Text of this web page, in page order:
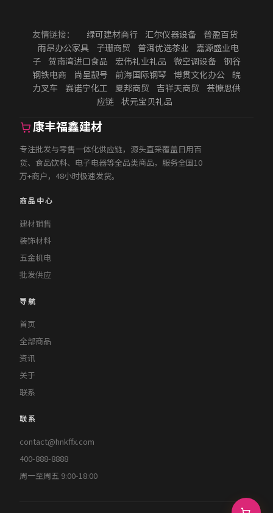
友情链接： 绿可建材商行 汇尔仪器设备
普盈百货
雨昂办公家具
子珊商贸 普洱优选茶业
嘉源盛业电
子
贺南湾进口食品 宏伟礼业礼品 微空调设备
钢谷
钢铁电商
尚呈靓号 前海国际钢琴 博贯文化办公
皖
力叉车
赛诺宁化工 夏邦商贸 吉祥天商贸
芸慷思供
应链 状元宝贝礼品
康丰福鑫建材
专注批发与零售一体化供应链，源头直采覆盖日用百
货、食品饮料、电子电器等全品类商品，服务全国10
万+商户，48小时极速发货。
商品中心
建材销售
装饰材料
五金机电
批发供应
导航
首页
全部商品
资讯
关于
联系
联系
contact@hnkffx.com
400-888-8888
周一至周五 9:00-18:00